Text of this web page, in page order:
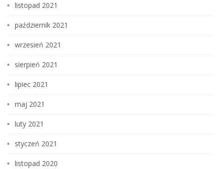
listopad 2021
październik 2021
wrzesień 2021
sierpień 2021
lipiec 2021
maj 2021
luty 2021
styczeń 2021
listopad 2020